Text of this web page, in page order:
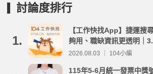
討論度排行
1.
【工作快找App】捷運搜
夠用、職缺資訊更透明｜
2026.08.03 ｜ 104小編
115年5-6月統一發票中獎